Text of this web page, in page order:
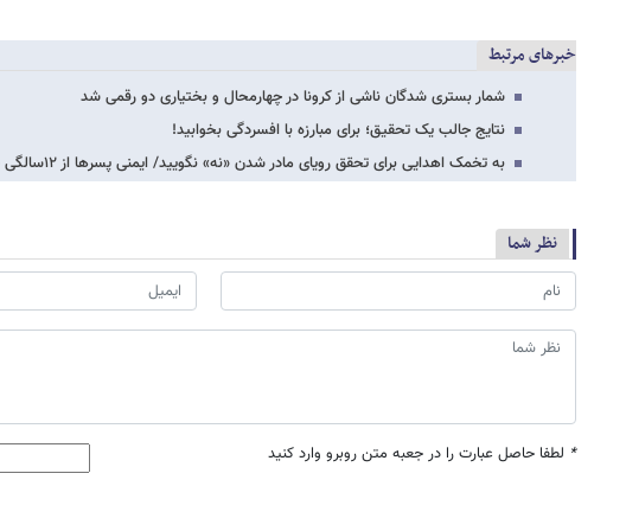
خبرهای مرتبط
شمار بستری شدگان ناشی از کرونا در چهارمحال و بختیاری دو رقمی شد
نتایج جالب یک تحقیق؛ برای مبارزه با افسردگی بخوابید!
به تخمک اهدایی برای تحقق رویای مادر شدن «نه» نگویید/ ایمنی پسرها از ١٢سالگی با واکسیناسیو…
نظر شما
* لطفا حاصل عبارت را در جعبه متن روبرو وارد کنید